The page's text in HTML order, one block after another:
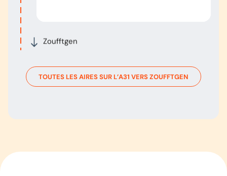
Zoufftgen
TOUTES LES AIRES SUR L’A31 VERSZOUFFTGEN